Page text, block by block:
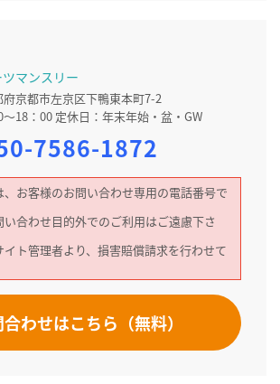
マンスリー
府京都市左京区下鴨東本町7-2
18：00 定休日：年末年始・盆・GW
7586-1872
、お客様のお問い合わせ専用の電話番号で
い合わせ目的外でのご利用はご遠慮下さ
ト管理者より、損害賠償請求を行わせて
わせはこちら（無料）